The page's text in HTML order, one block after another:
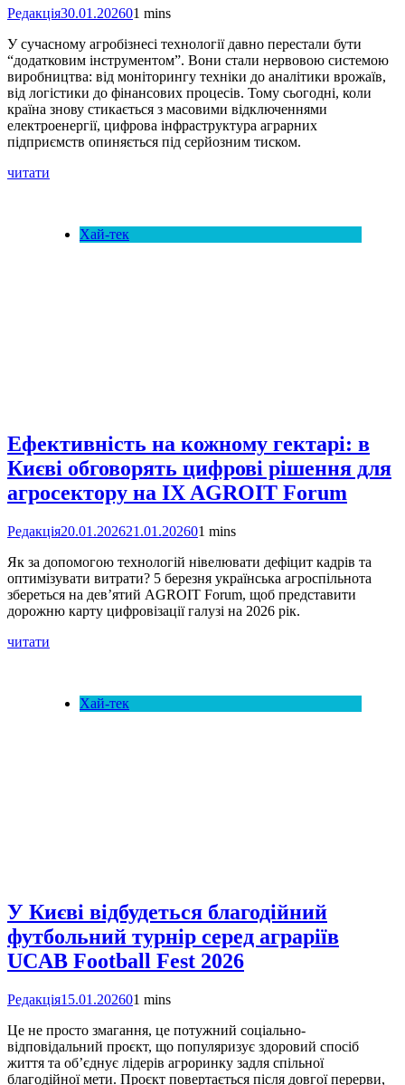
Редакція30.01.202601 mins
У сучасному агробізнесі технології давно перестали бути
“додатковим інструментом”. Вони стали нервовою системою
виробництва: від моніторингу техніки до аналітики врожаїв,
від логістики до фінансових процесів. Тому сьогодні, коли
країна знову стикається з масовими відключеннями
електроенергії, цифрова інфраструктура аграрних
підприємств опиняється під серйозним тиском.
читати
Хай-тек
Ефективність на кожному гектарі: в
Києві обговорять цифрові рішення для
агросектору на IX AGROIT Forum
Редакція20.01.202621.01.202601 mins
Як за допомогою технологій нівелювати дефіцит кадрів та
оптимізувати витрати? 5 березня українська агроспільнота
збереться на дев’ятий AGROIT Forum, щоб представити
дорожню карту цифровізації галузі на 2026 рік.
читати
Хай-тек
У Києві відбудеться благодійний
футбольний турнір серед аграріїв
UCAB Football Fest 2026
Редакція15.01.202601 mins
Це не просто змагання, це потужний соціально-
відповідальний проєкт, що популяризує здоровий спосіб
життя та об’єднує лідерів агроринку задля спільної
благодійної мети. Проєкт повертається після довгої перерви,